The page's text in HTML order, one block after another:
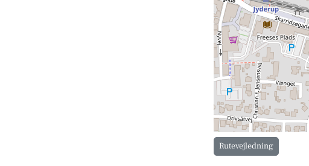
Rutevejledning